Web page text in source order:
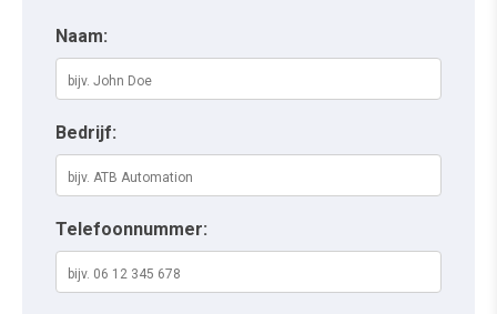
Naam:
Bedrijf:
Telefoonnummer: